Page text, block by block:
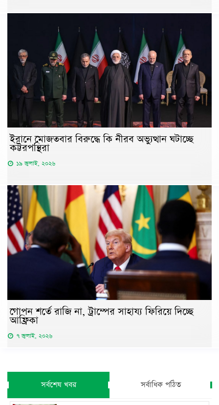
ইরানে মোজতবার বিরুদ্ধে কি নীরব অভ্যুত্থান ঘটাচ্ছে
কট্টরপন্থিরা
১৯ জুলাই, ২০২৬
গোপন শর্তে রাজি না, ট্রাম্পের সাহায্য ফিরিয়ে দিচ্ছে
আফ্রিকা
৭ জুলাই, ২০২৬
সর্বশেষ খবর সর্বাধিক পঠিত